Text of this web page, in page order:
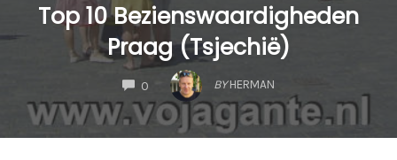
Top 10 Bezienswaardigheden
Praag (Tsjechië)
0
COMMENTS
BY HERMAN